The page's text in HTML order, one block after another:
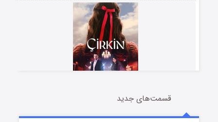
سریال زشت
قسمت2 (زیرنویس) منتشر شد
قسمت‌های جدید